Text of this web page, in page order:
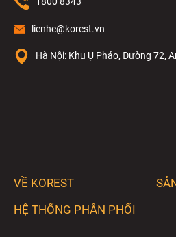
lienhe@korest.vn
Hà Nội: Khu Ụ Pháo, Đường 72,
VỀ KOREST
HỆ THỐNG PHÂN PHỐI